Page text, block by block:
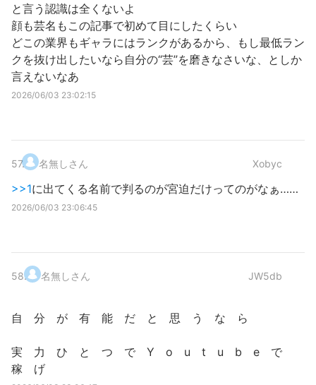
と言う認識は全くないよ
顔も芸名もこの記事で初めて目にしたくらい
どこの業界もギャラにはランクがあるから、もし最低ラン
クを抜け出したいなら自分の“芸”を磨きなさいな、としか
言えないなあ
2026/06/03 23:02:15
57. 名無しさん Xobyc
>>1に出てくる名前で判るのが宮迫だけってのがなぁ……
2026/06/03 23:06:45
58. 名無しさん JW5db
自 分 が 有 能 だ と 思 う な ら
実 力 ひ と つ で Y o u t u b e で
稼 げ